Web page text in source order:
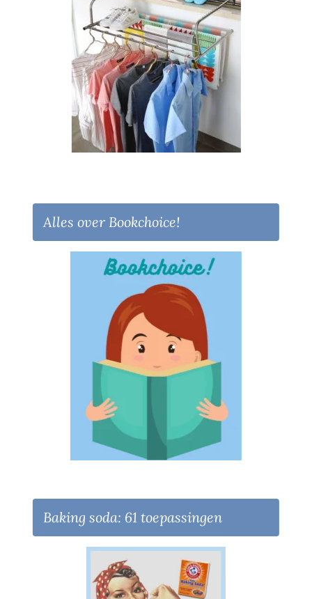
Alles over Bookchoice!
Baking soda: 61 toepassingen